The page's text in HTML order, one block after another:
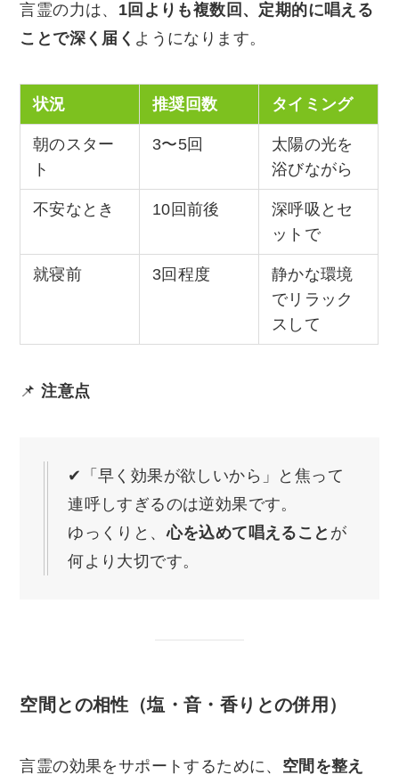
言霊の力は、 1回よりも複数回、定期的に唱える
ことで深く届く ようになります。
状況 推奨回数 タイミング
朝のスター
ト
3〜5回
太陽の光を
浴びながら
不安なとき 10回前後
深呼吸とセ
ットで
就寝前 3回程度
静かな環境
でリラック
スして
📌注意点
✔「早く効果が欲しいから」と焦って
連呼しすぎるのは逆効果です。
ゆっくりと、心を込めて唱えること が
何より大切です。
空間との相性（塩・音・香りとの併用）
言霊の効果をサポートするために、 空間を整え